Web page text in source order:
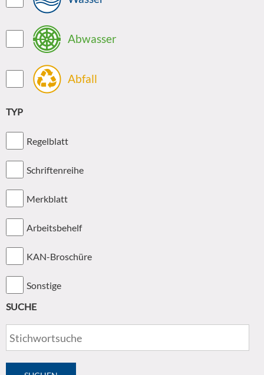
Abwasser
Abfall
TYP
Regelblatt
Schriftenreihe
Merkblatt
Arbeitsbehelf
KAN-Broschüre
Sonstige
SUCHE